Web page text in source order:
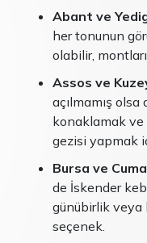
Abant ve
her tonunun
olabilir,
Assos ve
açılmamış
konaklamak
gezisi yapmak
Bursa ve
de İskender
günübirlik veya
seçenek.